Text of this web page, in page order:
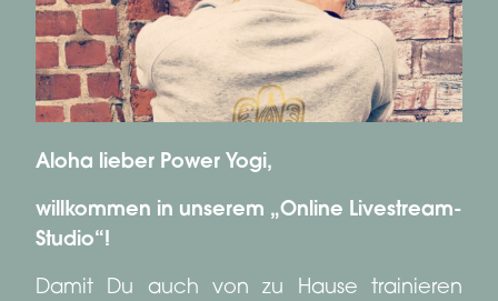
Aloha lieber Power Yogi,
willkommen in unserem „Online Livestream-
Studio“!
Damit Du auch von zu Hause trainieren